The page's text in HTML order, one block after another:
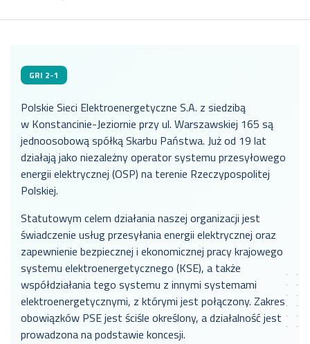
GRI 2-1
Polskie Sieci Elektroenergetyczne S.A. z siedzibą
w Konstancinie-Jeziornie przy ul. Warszawskiej 165 są
jednoosobową spółką Skarbu Państwa. Już od 19 lat
działają jako niezależny operator systemu przesyłowego
energii elektrycznej (OSP) na terenie Rzeczypospolitej
Polskiej.
Statutowym celem działania naszej organizacji jest
świadczenie usług przesyłania energii elektrycznej oraz
zapewnienie bezpiecznej i ekonomicznej pracy krajowego
systemu elektroenergetycznego (KSE), a także
współdziałania tego systemu z innymi systemami
elektroenergetycznymi, z którymi jest połączony. Zakres
obowiązków PSE jest ściśle określony, a działalność jest
prowadzona na podstawie koncesji.